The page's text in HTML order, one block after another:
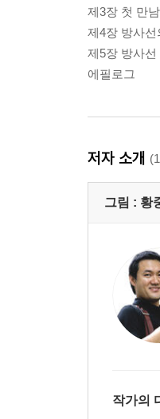
제3장 첫 만남
제4장 방사
제5장 방사
에필로그
저자 소개
그림 : 황
작가의